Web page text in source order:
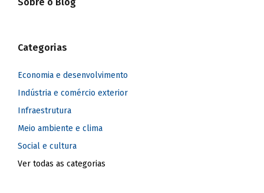
Categorias
Economia e desenvolvimento
Indústria e comércio exterior
Infraestrutura
Meio ambiente e clima
Social e cultura
Ver todas as categorias